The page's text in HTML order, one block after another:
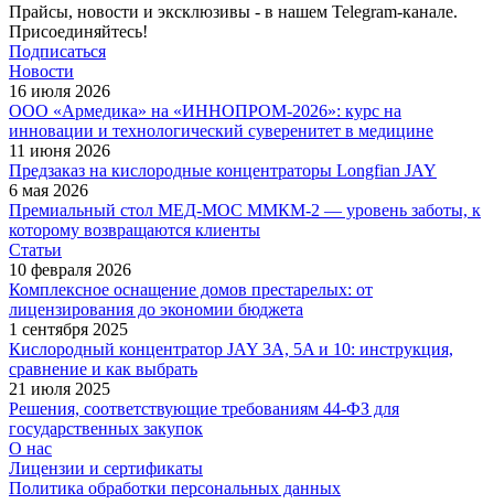
Прайсы, новости и эксклюзивы - в нашем Telegram-канале.
Присоединяйтесь!
Подписаться
Новости
16 июля 2026
ООО «Армедика» на «ИННОПРОМ-2026»: курс на
инновации и технологический суверенитет в медицине
11 июня 2026
Предзаказ на кислородные концентраторы Longfian JAY
6 мая 2026
Премиальный стол МЕД-МОС ММКМ-2 — уровень заботы, к
которому возвращаются клиенты
Статьи
10 февраля 2026
Комплексное оснащение домов престарелых: от
лицензирования до экономии бюджета
1 сентября 2025
Кислородный концентратор JAY 3A, 5A и 10: инструкция,
сравнение и как выбрать
21 июля 2025
Решения, соответствующие требованиям 44-ФЗ для
государственных закупок
О нас
Лицензии и сертификаты
Политика обработки персональных данных